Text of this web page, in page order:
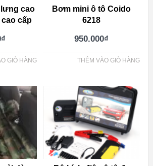
cao
cấp
₫
GIỎ HÀNG
Bơm mini ô tô Coido
6218
950.000₫
THÊM VÀO GIỎ HÀNG